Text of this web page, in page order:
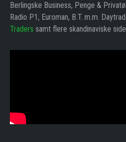
Berlingske Business, Penge &
Radio P1, Euroman, B.T. m.m.
Traders samt flere skandinaviske